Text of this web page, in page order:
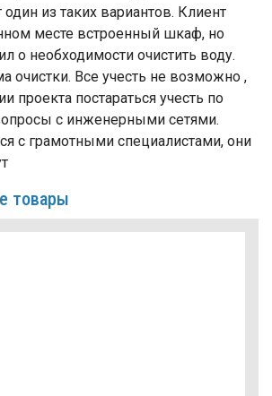
из таких вариантов. Клиент
месте встроенный шкаф, но
о необходимости очистить воду.
очистки. Все учесть не возможно ,
проекта постараться учесть по
с инженерными сетями.
с грамотными специалистами, они
товары